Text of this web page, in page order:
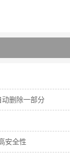
删除一部分
安全性